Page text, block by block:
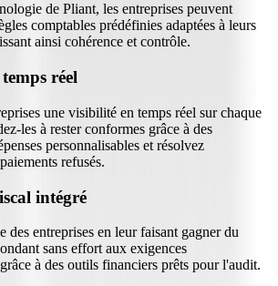
de Pliant, les entreprises peuvent
comptables prédéfinies adaptées à leurs
ainsi cohérence et contrôle.
réel
une visibilité en temps réel sur chaque
les à rester conformes grâce à des
personnalisables et résolvez
refusés.
intégré
des entreprises en leur faisant gagner du
sans effort aux exigences
à des outils financiers prêts pour l'audit.